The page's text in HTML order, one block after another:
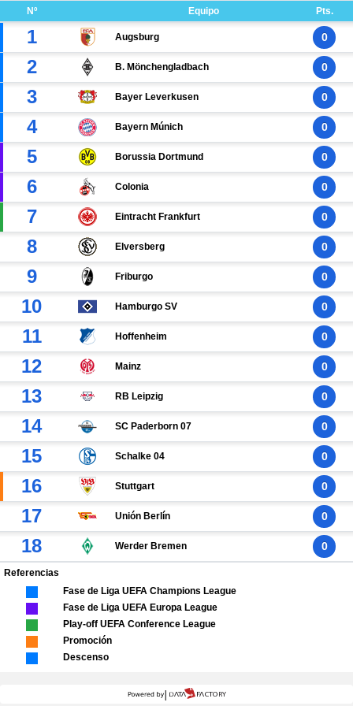
Nº Equipo Pts.
1 Augsburg 0
2 B. Mönchengladbach 0
3 Bayer Leverkusen 0
4 Bayern Múnich 0
5 Borussia Dortmund 0
6 Colonia 0
7 Eintracht Frankfurt 0
8 Elversberg 0
9 Friburgo 0
10 Hamburgo SV 0
11 Hoffenheim 0
12 Mainz 0
13 RB Leipzig 0
14 SC Paderborn 07 0
15 Schalke 04 0
16 Stuttgart 0
17 Unión Berlín 0
18 Werder Bremen 0
Referencias
Fase de Liga UEFA Champions League
Fase de Liga UEFA Europa League
Play-off UEFA Conference League
Promoción
Descenso